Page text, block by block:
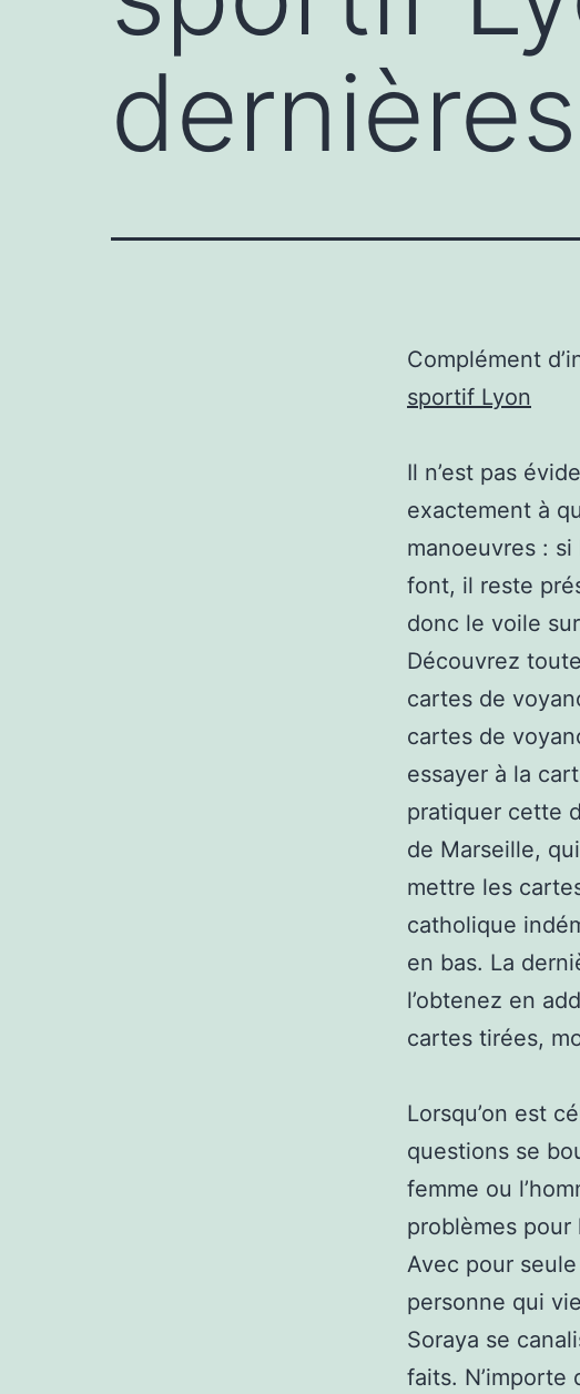
Complément
sportif Lyon
Il n’est pas
exactement à
manoeuvres :
font, il reste
donc le voile
Découvrez
cartes de
cartes de
essayer à la
pratiquer cette
de Marseille,
mettre les
catholique
en bas. La
l’obtenez en
cartes tirées,
Lorsqu’on est
questions se
femme ou
problèmes pour
Avec pour
personne qui
Soraya se
faits. N’importe